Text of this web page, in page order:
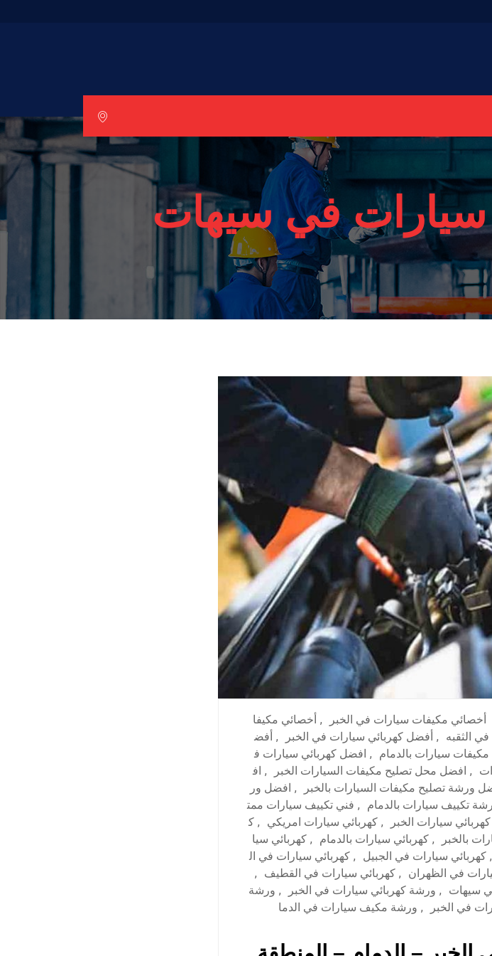
سيارات في سيهات
أخصائي مكيفات سيارات في الخبر , أخصائي مكيفا
الثقبه , أفضل كهربائي سيارات في الخبر , أفض
سيارات بالدمام , افضل كهربائي سيارات ف
, افضل محل تصليح مكيفات السيارات الخبر , اف
ورشة تصليح مكيفات السيارات بالخبر , افضل ور
تكييف سيارات بالدمام , فني تكييف سيارات ممت
كهربائي سيارات الخبر , كهربائي سيارات امريكي , ك
بالخبر , كهربائي سيارات بالدمام , كهربائي سيا
, كهربائي سيارات في الجبيل , كهربائي سيارات في ال
في الظهران , كهربائي سيارات في القطيف
,
سيهات , ورشة كهربائي سيارات في الخبر , ورشة
في الخبر , ورشة مكيف سيارات في الدما